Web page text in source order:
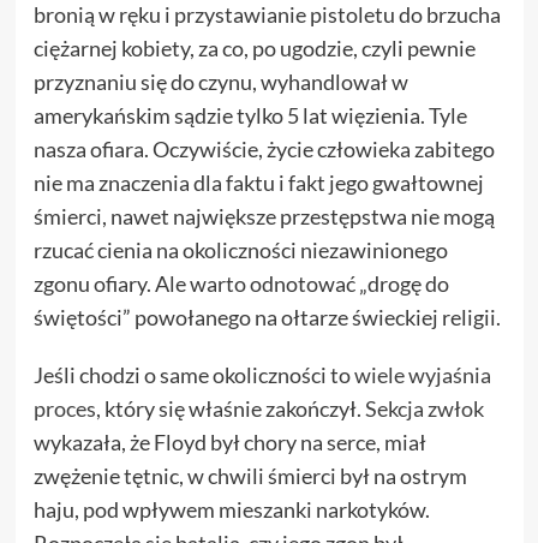
bronią w ręku i przystawianie pistoletu do brzucha
ciężarnej kobiety, za co, po ugodzie, czyli pewnie
przyznaniu się do czynu, wyhandlował w
amerykańskim sądzie tylko 5 lat więzienia. Tyle
nasza ofiara. Oczywiście, życie człowieka zabitego
nie ma znaczenia dla faktu i fakt jego gwałtownej
śmierci, nawet największe przestępstwa nie mogą
rzucać cienia na okoliczności niezawinionego
zgonu ofiary. Ale warto odnotować „drogę do
świętości” powołanego na ołtarze świeckiej religii.
Jeśli chodzi o same okoliczności towiele wyjaśnia
proces, który się właśnie zakończył.Sekcja zwłok
wykazała, że Floyd był chory na serce, miał
zwężenie tętnic, w chwili śmierci był na ostrym
haju, pod wpływem mieszanki narkotyków.